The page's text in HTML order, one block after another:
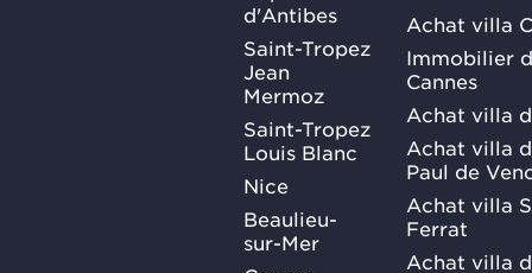
d'Antibes
Saint-Tropez
Jean
Mermoz
Saint-Tropez
Louis Blanc
Nice
Beaulieu-
sur-Mer
Achat villa
Immobilier
Cannes
Achat villa
Achat villa
Paul de
Achat villa
Ferrat
Achat villa